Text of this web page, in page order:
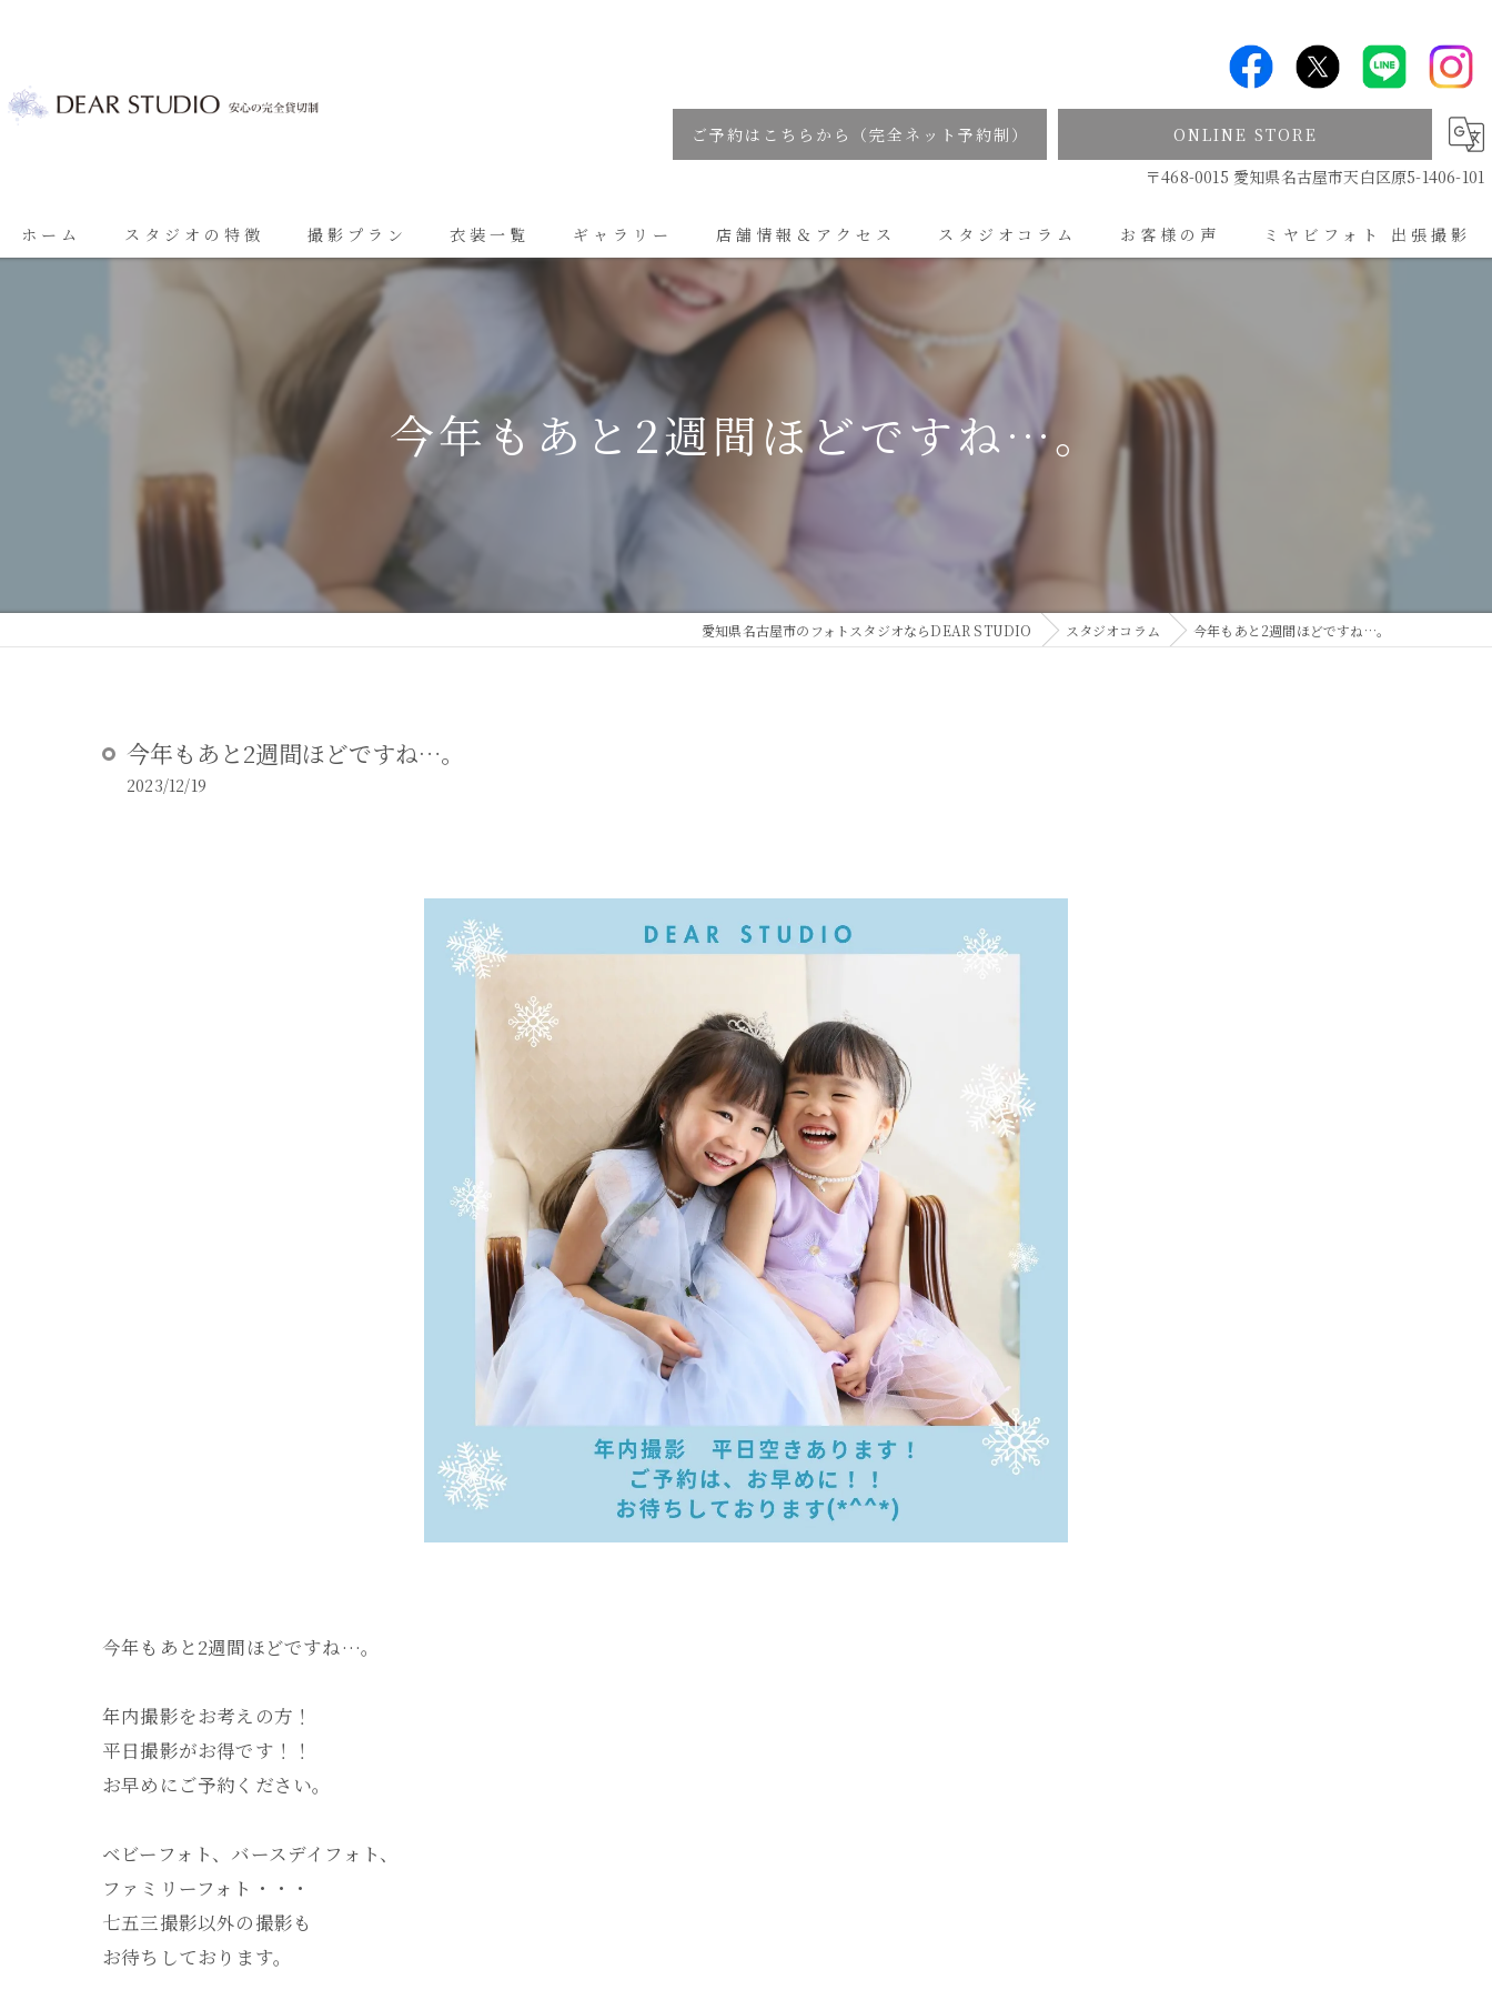
ご予約はこちらから（完全ネット予約制）
ONLINE STORE
〒468-0015 愛知県名古屋市天白区原5-1406-101
ホーム スタジオの特徴
DEAR STUDIOとは
DEAR STUDIOご利用ガイド
撮影プラン
基本プラン
七五三プラン
ブライダルプラン
思い出に残る成人振袖撮影
衣装一覧 ギャラリー 店舗情報＆アクセス スタジオコラム お客様の声 ミヤビフォト 出張撮影
今年もあと2週間ほどですね…。
愛知県名古屋市のフォトスタジオならDEAR STUDIO スタジオコラム 今年もあと2週間ほどですね…。
今年もあと2週間ほどですね…。
2023/12/19
今年もあと2週間ほどですね…。
年内撮影をお考えの方！
平日撮影がお得です！！
お早めにご予約ください。
ベビーフォト、バースデイフォト、
ファミリーフォト・・・
七五三撮影以外の撮影も
お待ちしております。